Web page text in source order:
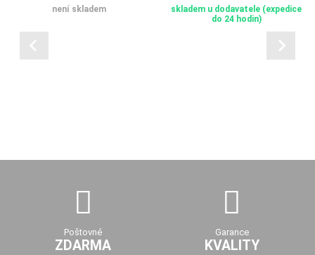
není skladem
skladem u dodavatele (expedice
do 24 hodin)
Poštovné
ZDARMA
Garance
KVALITY